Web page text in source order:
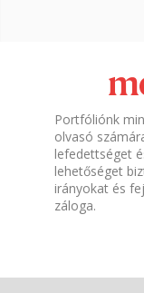
Portfóliónk
olvasó
lefedettséget
lehetőséget
irányokat és
záloga.